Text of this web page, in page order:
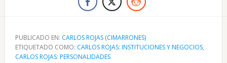
PUBLICADO EN: CARLOS ROJAS (CIMARRONES)
ETIQUETADO COMO: CARLOS ROJAS: INSTITUCIONES Y NEGOCIOS,
CARLOS ROJAS: PERSONALIDADES